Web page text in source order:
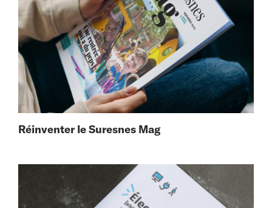
Réinventer le Suresnes Mag